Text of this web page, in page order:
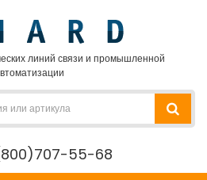
линий связи и промышленной
55-68